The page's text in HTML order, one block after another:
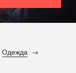
Одежда